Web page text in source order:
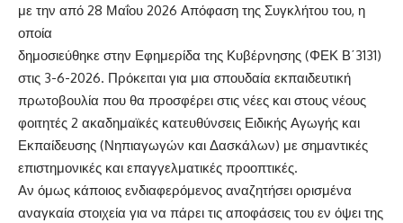
με την από 28 Μαΐου 2026 Απόφαση της Συγκλήτου του, η
οποία
δημοσιεύθηκε στην Εφημερίδα της Κυβέρνησης (ΦΕΚ Β΄3131)
στις 3-6-2026. Πρόκειται για μια σπουδαία εκπαιδευτική
πρωτοβουλία που θα προσφέρει στις νέες και στους νέους
φοιτητές 2 ακαδημαϊκές κατευθύνσεις Ειδικής Αγωγής και
Εκπαίδευσης (Νηπιαγωγών και Δασκάλων) με σημαντικές
επιστημονικές και επαγγελματικές προοπτικές.
Αν όμως κάποιος ενδιαφερόμενος αναζητήσει ορισμένα
αναγκαία στοιχεία για να πάρει τις αποφάσεις του εν όψει της